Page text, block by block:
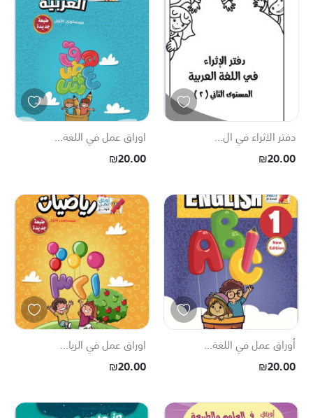
دفتر الاثراء في ال...
₪20.00
اوراق عمل في اللغة...
₪20.00
أوراق عمل في اللغة...
₪20.00
اوراق عمل في الريا...
₪20.00